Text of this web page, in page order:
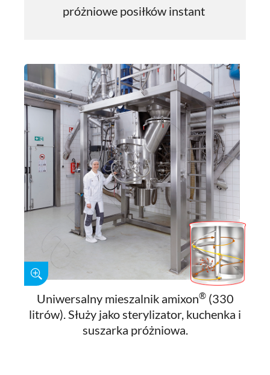
próżniowe posiłków instant
Uniwersalny mieszalnik amixon®(330
litrów). Służy jako sterylizator, kuchenka i
suszarka próżniowa.